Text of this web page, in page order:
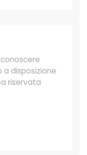
disposizione
riservata